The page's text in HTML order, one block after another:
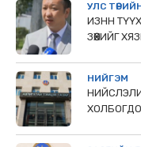
УЛС
ИЗНН
ЗӨӨХИЙГ
НИЙГЭМ